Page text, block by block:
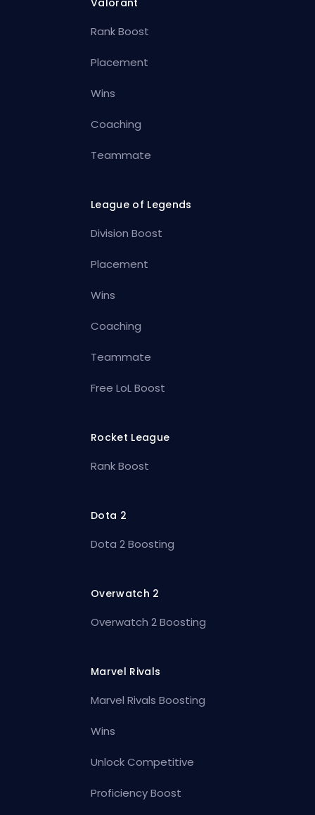
Rank Boost
Placement
Wins
Coaching
Teammate
League of Legends
Division Boost
Placement
Wins
Coaching
Teammate
Free LoL Boost
Rocket League
Rank Boost
Dota 2
Dota 2 Boosting
Overwatch 2
Overwatch 2 Boosting
Marvel Rivals
Marvel Rivals Boosting
Wins
Unlock Competitive
Proficiency Boost